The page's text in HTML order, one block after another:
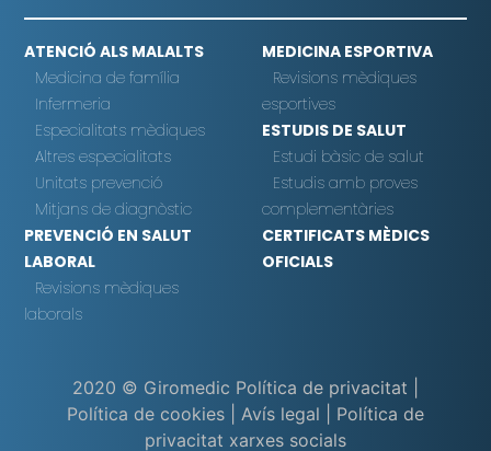
ATENCIÓ ALS MALALTS
Medicina de família
Infermeria
Especialitats mèdiques
Altres especialitats
Unitats prevenció
Mitjans de diagnòstic
PREVENCIÓ EN SALUT
LABORAL
Revisions mèdiques
laborals
MEDICINA ESPORTIVA
Revisions mèdiques
esportives
ESTUDIS DE SALUT
Estudi bàsic de salut
Estudis amb proves
complementàries
CERTIFICATS MÈDICS
OFICIALS
2020 © Giromedic Política de privacitat
Política de cookies| Avís legal
Política de
privacitat xarxes socials